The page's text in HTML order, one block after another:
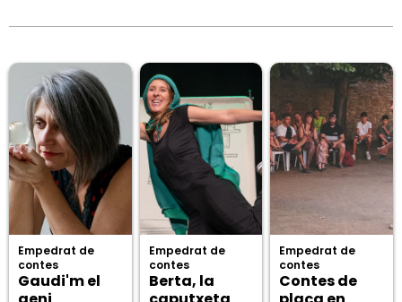
Empedrat de
contes
Gaudi'm el
Empedrat de
contes
Berta, la
Empedrat de
contes
Contes de